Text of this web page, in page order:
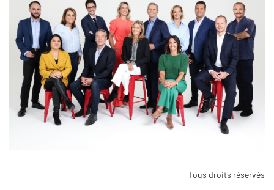
Tous droits réservés